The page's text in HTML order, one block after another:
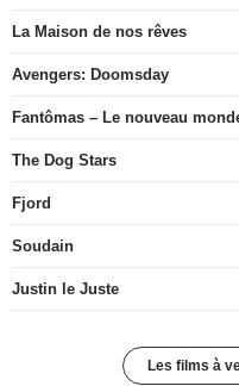
La Maison de nos rêves
Avengers: Doomsday
Fantômas – Le nouveau
The Dog Stars
Fjord
Soudain
Justin le Juste
Les films à